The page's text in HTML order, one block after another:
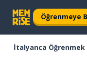
Öğrenmeye
İtalyanca Öğrenmek